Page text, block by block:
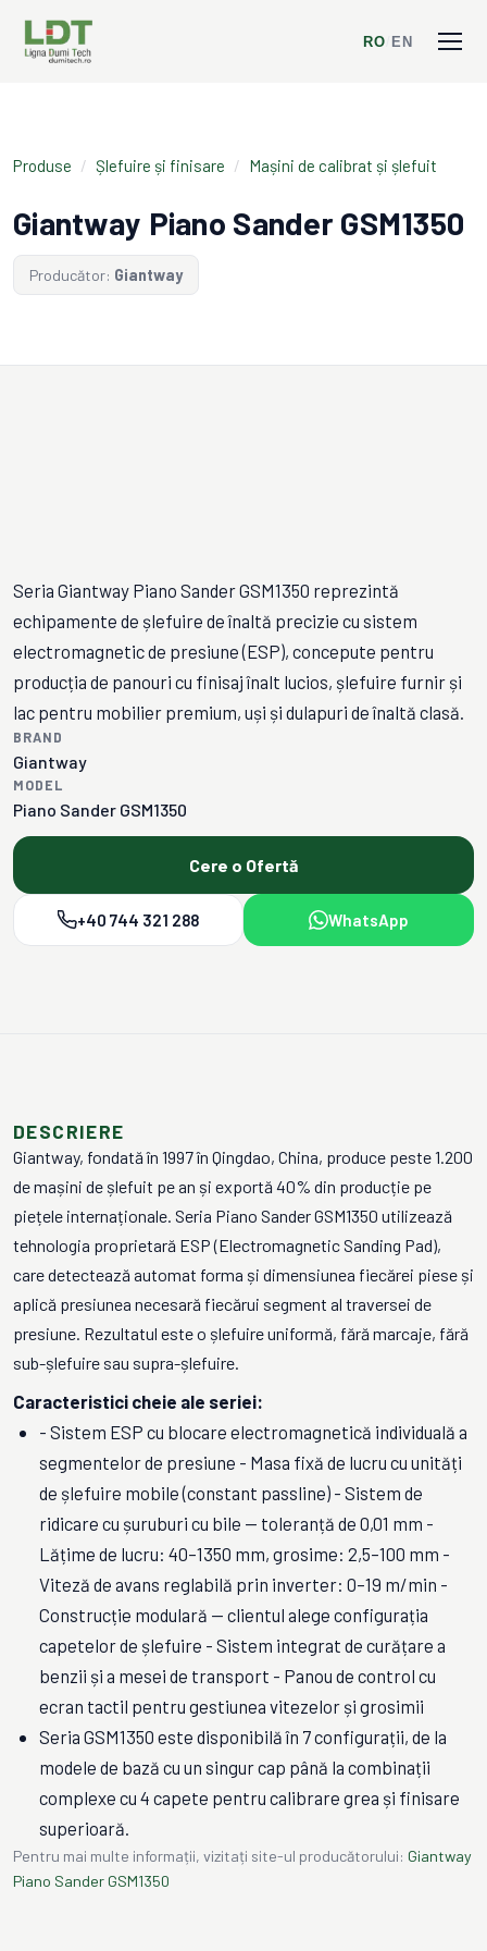
RO EN
Produse / Șlefuire și finisare / Mașini de calibrat și șlefuit
Giantway Piano Sander GSM1350
Producător: Giantway
Seria Giantway Piano Sander GSM1350 reprezintă
echipamente de șlefuire de înaltă precizie cu sistem
electromagnetic de presiune (ESP), concepute pentru
producția de panouri cu finisaj înalt lucios, șlefuire furnir și
lac pentru mobilier premium, uși și dulapuri de înaltă clasă.
BRAND
Giantway
MODEL
Piano Sander GSM1350
Cere o Ofertă
+40 744 321 288 WhatsApp
DESCRIERE
Giantway, fondată în 1997 în Qingdao, China, produce peste 1.200
de mașini de șlefuit pe an și exportă 40% din producție pe
piețele internaționale. Seria Piano Sander GSM1350 utilizează
tehnologia proprietară ESP (Electromagnetic Sanding Pad),
care detectează automat forma și dimensiunea fiecărei piese și
aplică presiunea necesară fiecărui segment al traversei de
presiune. Rezultatul este o șlefuire uniformă, fără marcaje, fără
sub-șlefuire sau supra-șlefuire.
Caracteristici cheie ale seriei:
- Sistem ESP cu blocare electromagnetică individuală a
segmentelor de presiune - Masa fixă de lucru cu unități
de șlefuire mobile (constant passline) - Sistem de
ridicare cu șuruburi cu bile — toleranță de 0,01 mm -
Lățime de lucru: 40–1350 mm, grosime: 2,5–100 mm -
Viteză de avans reglabilă prin inverter: 0–19 m/min -
Construcție modulară — clientul alege configurația
capetelor de șlefuire - Sistem integrat de curățare a
benzii și a mesei de transport - Panou de control cu
ecran tactil pentru gestiunea vitezelor și grosimii
Seria GSM1350 este disponibilă în 7 configurații, de la
modele de bază cu un singur cap până la combinații
complexe cu 4 capete pentru calibrare grea și finisare
superioară.
Pentru mai multe informații, vizitați site-ul producătorului: Giantway
Piano Sander GSM1350